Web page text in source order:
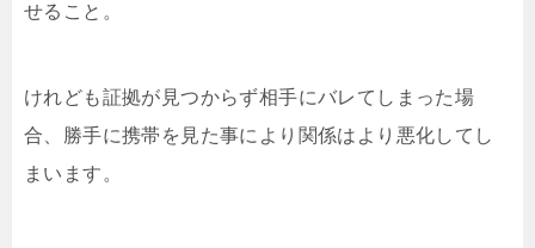
せること。
けれども証拠が見つからず相手にバレてしまった場
合、勝手に携帯を見た事により関係はより悪化してし
まいます。